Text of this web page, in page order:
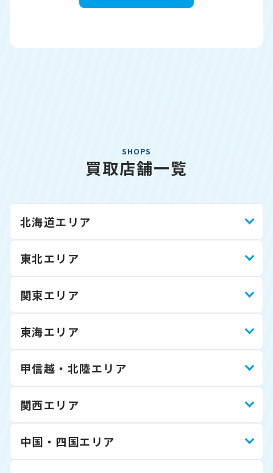
SHOPS
買取店舗一覧
北海道エリア
東北エリア
関東エリア
東海エリア
甲信越・北陸エリア
関西エリア
中国・四国エリア